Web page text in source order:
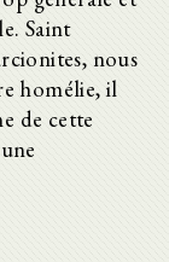
Saint
nous
homélie, il
de cette